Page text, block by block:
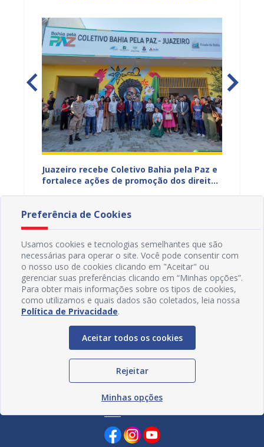
Juazeiro recebe Coletivo Bahia pela Paz e
fortalece ações de promoção dos direitos
Redes Sociais
Preferência de Cookies
Usamos cookies e tecnologias semelhantes que são
necessárias para operar o site. Você pode consentir com
o nosso uso de cookies clicando em "Aceitar" ou
gerenciar suas preferências clicando em “Minhas opções”.
Para obter mais informações sobre os tipos de cookies,
como utilizamos e quais dados são coletados, leia nossa
Política de Privacidade.
Aceitar todos os cookies
Rejeitar
Minhas opções